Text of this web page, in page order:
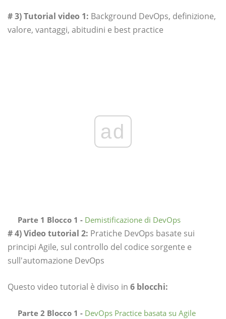
# 3) Tutorial video 1: Background DevOps, definizione,
valore, vantaggi, abitudini e best practice
ad
Parte 1 Blocco 1 - Demistificazione di DevOps
# 4) Video tutorial 2: Pratiche DevOps basate sui
principi Agile, sul controllo del codice sorgente e
sull'automazione DevOps
Questo video tutorial è diviso in 6 blocchi:
Parte 2 Blocco 1 - DevOps Practice basata su Agile